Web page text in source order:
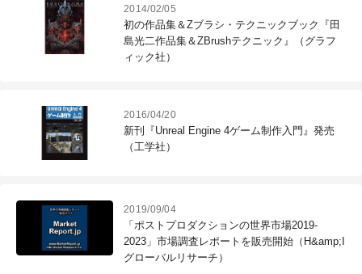
2014/02/05
初の作品集＆Zブラシ・テクニックブック『田
島光二作品集＆ZBrushテクニック』（グラフ
ィック社）
2016/04/20
新刊『Unreal Engine 4ゲーム制作入門』発売
（工学社）
2019/09/04
「ポストプロダクションの世界市場2019-
2023」市場調査レポートを販売開始（H&amp;I
グローバルリサーチ）